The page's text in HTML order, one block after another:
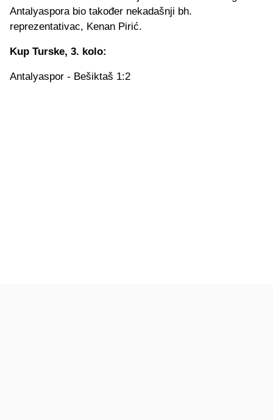
Antalyaspora bio također nekadašnji bh.
reprezentativac, Kenan Pirić.
Kup Turske, 3. kolo:
Antalyaspor - Bešiktaš 1:2